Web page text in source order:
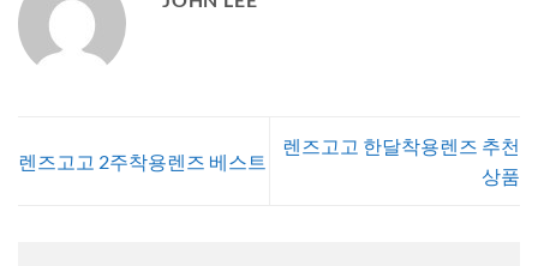
렌즈고고 2주착용렌즈 베스트
렌즈고고 한달착용렌즈 추천
상품